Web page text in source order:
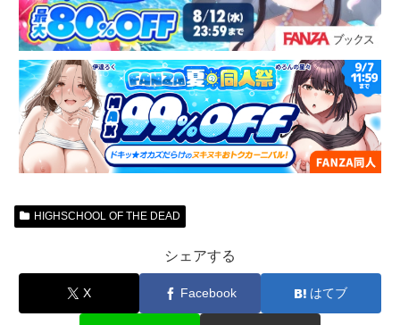
HIGHSCHOOL OF THE DEAD
シェアする
X Facebook はてブ